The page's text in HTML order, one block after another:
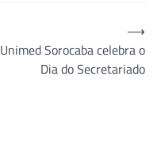
Unimed Sorocaba celebra o
Dia do Secretariado
⟶